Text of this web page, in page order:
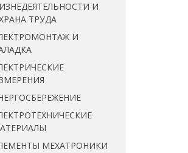
И
ТРУДА
И
МЕХАТРОНИКИ